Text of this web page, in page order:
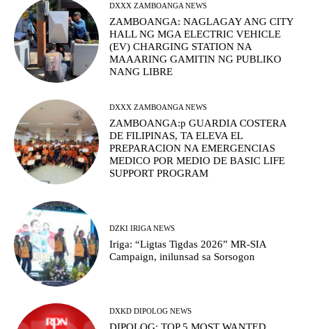
DXXX ZAMBOANGA NEWS
ZAMBOANGA: NAGLAGAY ANG CITY
HALL NG MGA ELECTRIC VEHICLE
(EV) CHARGING STATION NA
MAAARING GAMITIN NG PUBLIKO
NANG LIBRE
DXXX ZAMBOANGA NEWS
ZAMBOANGA:p GUARDIA COSTERA
DE FILIPINAS, TA ELEVA EL
PREPARACION NA EMERGENCIAS
MEDICO POR MEDIO DE BASIC LIFE
SUPPORT PROGRAM
DZKI IRIGA NEWS
Iriga: “Ligtas Tigdas 2026” MR-SIA
Campaign, inilunsad sa Sorsogon
DXKD DIPOLOG NEWS